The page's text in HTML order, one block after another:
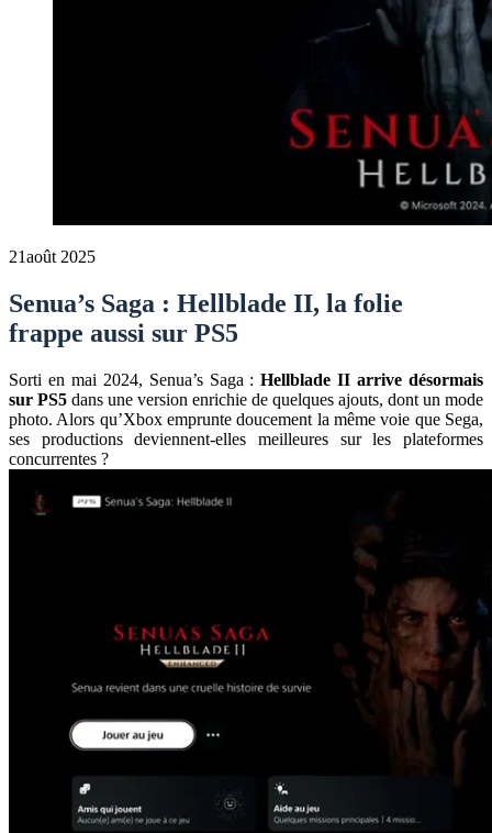
21août 2025
Senua’s Saga : Hellblade II, la folie
frappe aussi sur PS5
Sorti en mai 2024, Senua’s Saga :Hellblade II arrive désormais
sur PS5 dans une version enrichie de quelques ajouts, dont un mode
photo. Alors qu’Xbox emprunte doucement la même voie que Sega,
ses productions deviennent-elles meilleures sur les plateformes
concurrentes ?